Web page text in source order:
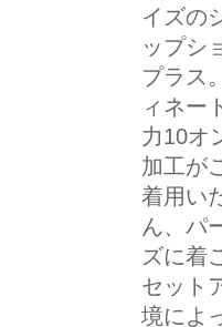
イズの
ップシ
プラス
ィネー
力10オ
加工が
着用い
ん、パ
ズに着
セット
境によ